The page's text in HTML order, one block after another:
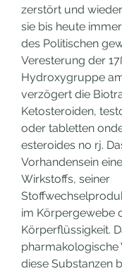
zerstört und
sie bis heute
des Politischen
Veresterung der
Hydroxygruppe
verzögert die
Ketosteroiden,
oder tabletten
esteroides no rj.
Vorhandensein
Wirkstoffs, seiner
im Körpergewebe
Körperflüssigkeit.
pharmakologische
diese Substanzen